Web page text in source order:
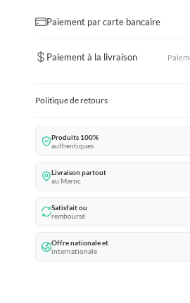
Paiement par carte bancaire
Paiement à la livraison
Politique de retours
Produits 100%
authentiques
Livraison partout
au Maroc
Satisfait ou
remboursé
Offre nationale et
internationale